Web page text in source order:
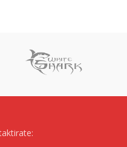
bojama dodaje šarm vašem
postavu. Odaberite između
izgleda CRO i US. Ergonomski
osigurava udobnost.
saputnik pri tipkanju.